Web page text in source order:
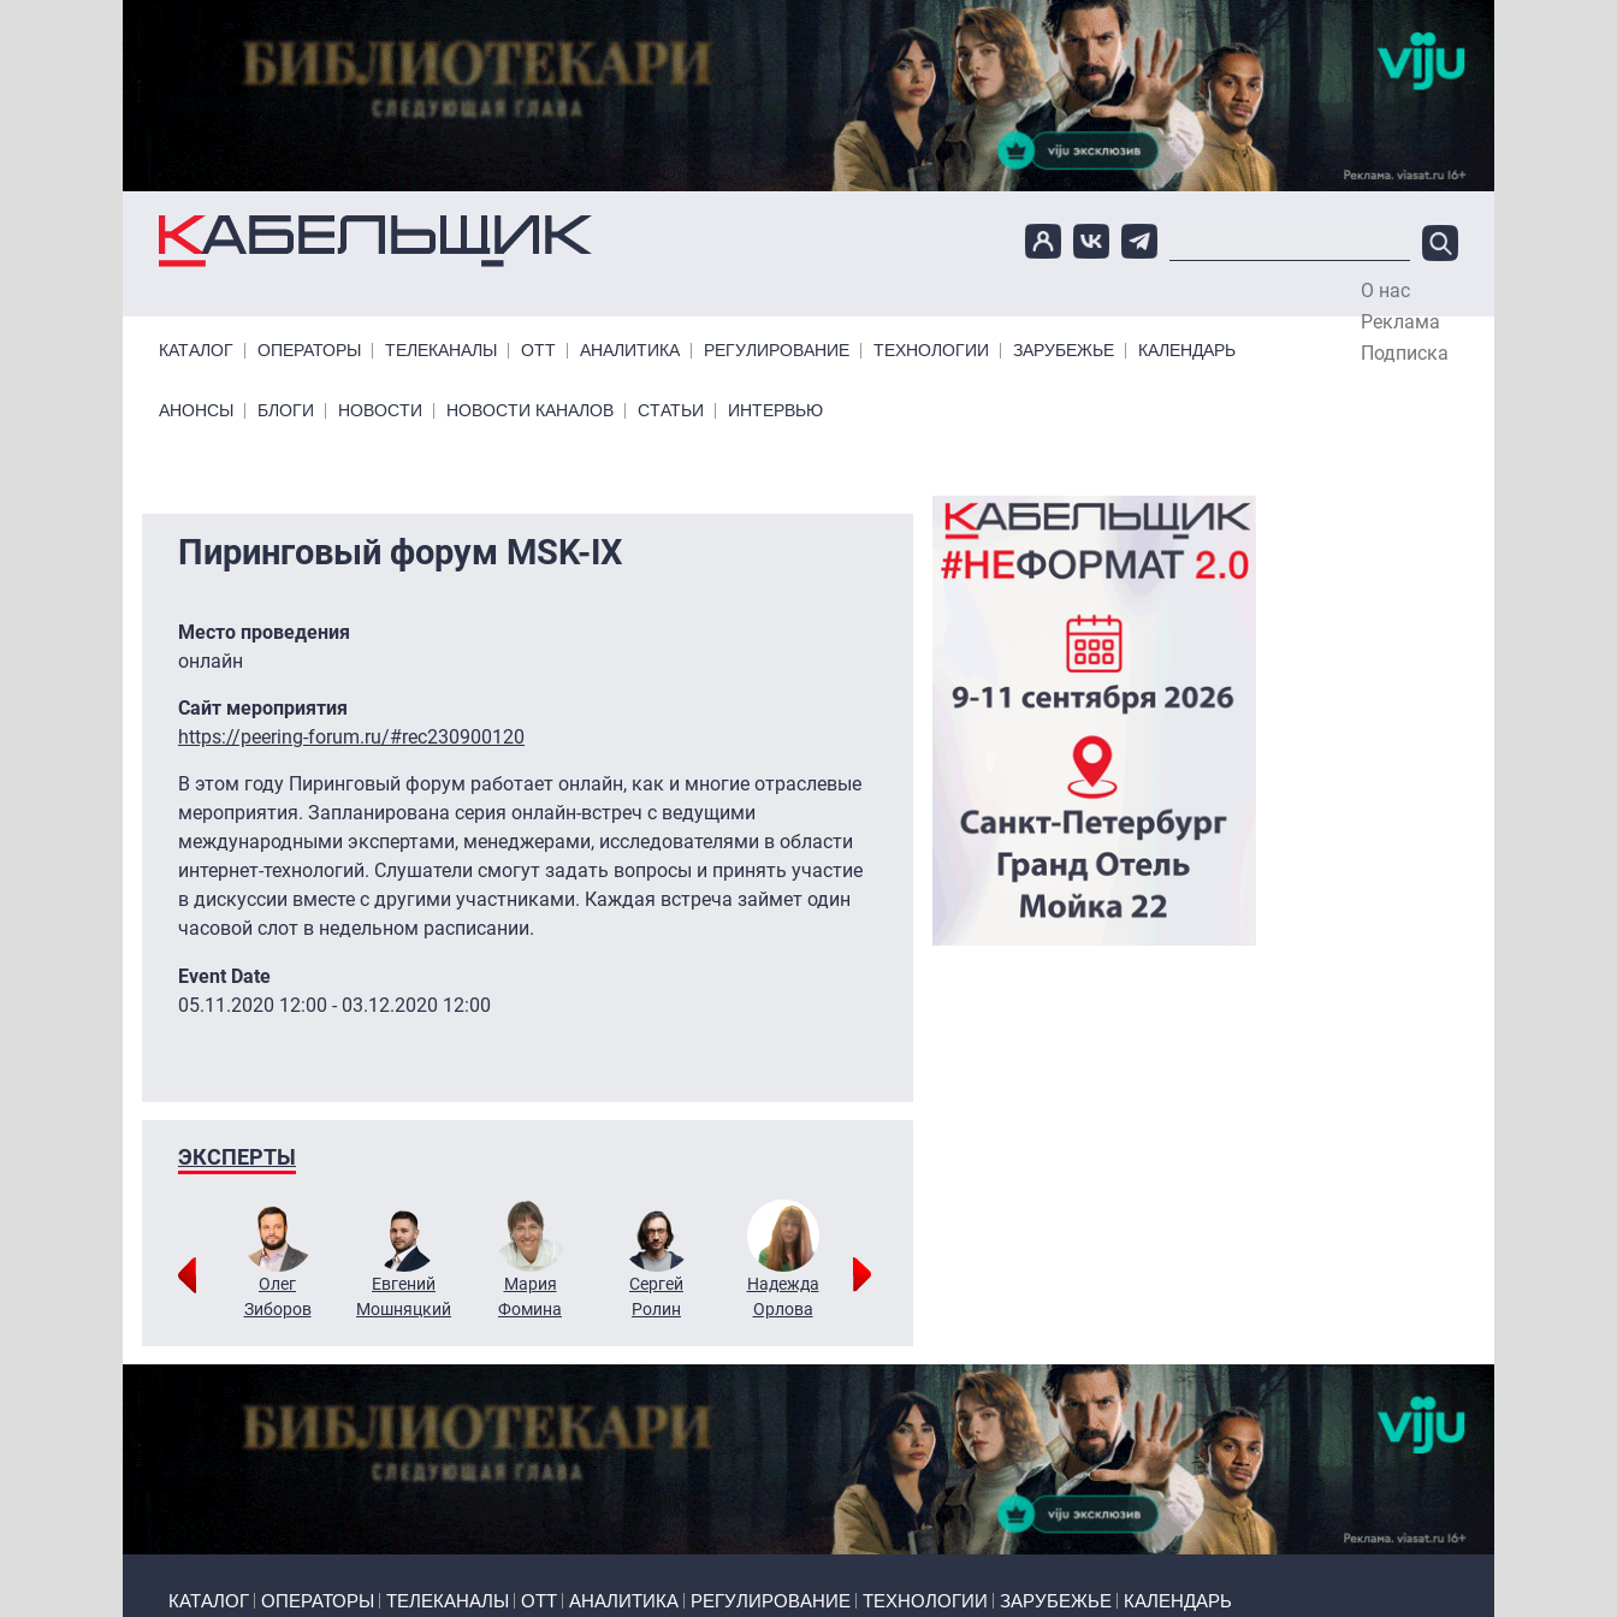
О нас
Реклама
Подписка
КАТАЛОГ ОПЕРАТОРЫ ТЕЛЕКАНАЛЫ ОТТ АНАЛИТИКА РЕГУЛИРОВАНИЕ ТЕХНОЛОГИИ ЗАРУБЕЖЬЕ КАЛЕНДАРЬ
Primary links bottom
АНОНСЫ БЛОГИ НОВОСТИ НОВОСТИ КАНАЛОВ СТАТЬИ ИНТЕРВЬЮ
Пиринговый форум MSK-IX
Место проведения
онлайн
Сайт мероприятия
https://peering-forum.ru/#rec230900120
В этом году Пиринговый форум работает онлайн, как и многие отраслевые
мероприятия. Запланирована серия онлайн-встреч с ведущими
международными экспертами, менеджерами, исследователями в области
интернет-технологий. Слушатели смогут задать вопросы и принять участие
в дискуссии вместе с другими участниками. Каждая встреча займет один
часовой слот в недельном расписании.
Event Date
05.11.2020 12:00 - 03.12.2020 12:00
ЭКСПЕРТЫ
Григорий
Олег
Зиборов
Евгений
Мошняцкий
Мария
Фомина
Сергей
Ролин
Надежда
Орлова
КАТАЛОГ ОПЕРАТОРЫ ТЕЛЕКАНАЛЫ ОТТ АНАЛИТИКА РЕГУЛИРОВАНИЕ ТЕХНОЛОГИИ ЗАРУБЕЖЬЕ КАЛЕНДАРЬ